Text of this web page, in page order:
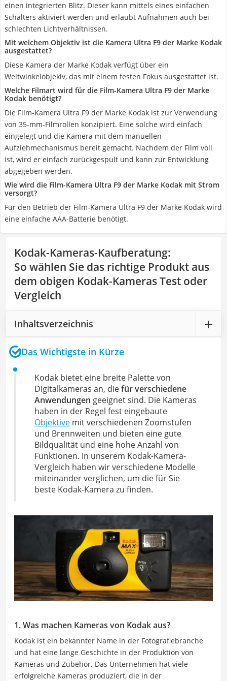
einen integrierten Blitz. Dieser kann mittels eines einfachen
Schalters aktiviert werden und erlaubt Aufnahmen auch bei
schlechten Lichtverhältnissen.
Mit welchem Objektiv ist die Kamera Ultra F9 der Marke Kodak
ausgestattet?
Diese Kamera der Marke Kodak verfügt über ein
Weitwinkelobjekiv, das mit einem festen Fokus ausgestattet ist.
Welche Filmart wird für die Film-Kamera Ultra F9 der Marke
Kodak benötigt?
Die Film-Kamera Ultra F9 der Marke Kodak ist zur Verwendung
von 35-mm-Filmrollen konzipiert. Eine solche wird einfach
eingelegt und die Kamera mit dem manuellen
Aufziehmechanismus bereit gemacht. Nachdem der Film voll
ist, wird er einfach zurückgespult und kann zur Entwicklung
abgegeben werden.
Wie wird die Film-Kamera Ultra F9 der Marke Kodak mit Strom
versorgt?
Für den Betrieb der Film-Kamera Ultra F9 der Marke Kodak wird
eine einfache AAA-Batterie benötigt.
Kodak-Kameras-Kaufberatung:
So wählen Sie das richtige Produkt aus
dem obigen Kodak-Kameras Test oder
Vergleich
Inhaltsverzeichnis
Das Wichtigste in Kürze
Kodak bietet eine breite Palette von
Digitalkameras an, diefür verschiedene
Anwendungen geeignet sind. Die Kameras
haben in der Regel fest eingebaute
Objektive mit verschiedenen Zoomstufen
und Brennweiten und bieten eine gute
Bildqualität und eine hohe Anzahl von
Funktionen. In unserem Kodak-Kamera-
Vergleich haben wir verschiedene Modelle
miteinander verglichen, um die für Sie
beste Kodak-Kamera zu finden.
1. Was machen Kameras von Kodak aus?
Kodak ist ein bekannter Name in der Fotografiebranche
und hat eine lange Geschichte in der Produktion von
Kameras und Zubehör. Das Unternehmen hat viele
erfolgreiche Kameras produziert, die in der